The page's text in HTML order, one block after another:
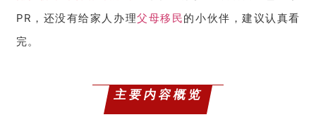
PR，还没有给家人办理父母移民的小伙伴，建议认真看
完。
主要内容概览